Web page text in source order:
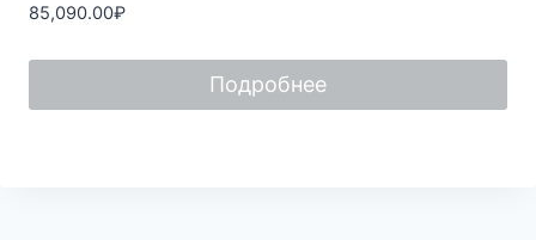
Оценка
0
5
85,090.00₽
Подробнее